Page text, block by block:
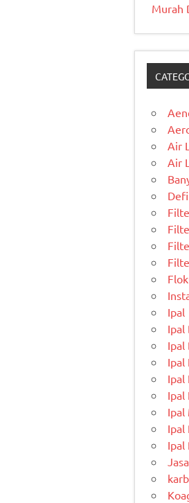
Murah
Air
Air
Ipal
Ipal
Ipal
Ipal
Ipal
Ipal
Ipal
Ipal
Ipal